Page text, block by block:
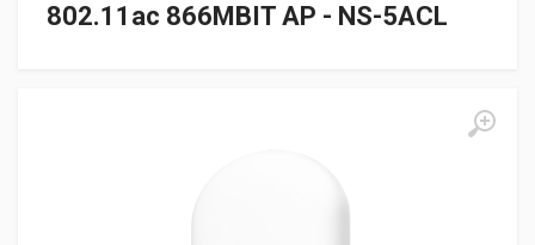
802.11ac 866MBIT AP - NS-5ACL